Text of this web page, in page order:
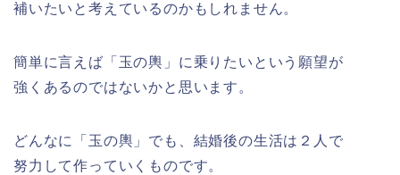
補いたいと考えているのかもしれません。
簡単に言えば「玉の輿」に乗りたいという願望が
強くあるのではないかと思います。
どんなに「玉の輿」でも、結婚後の生活は２人で
努力して作っていくものです。